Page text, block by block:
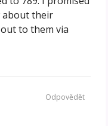
about their
to them via
Odpovědět